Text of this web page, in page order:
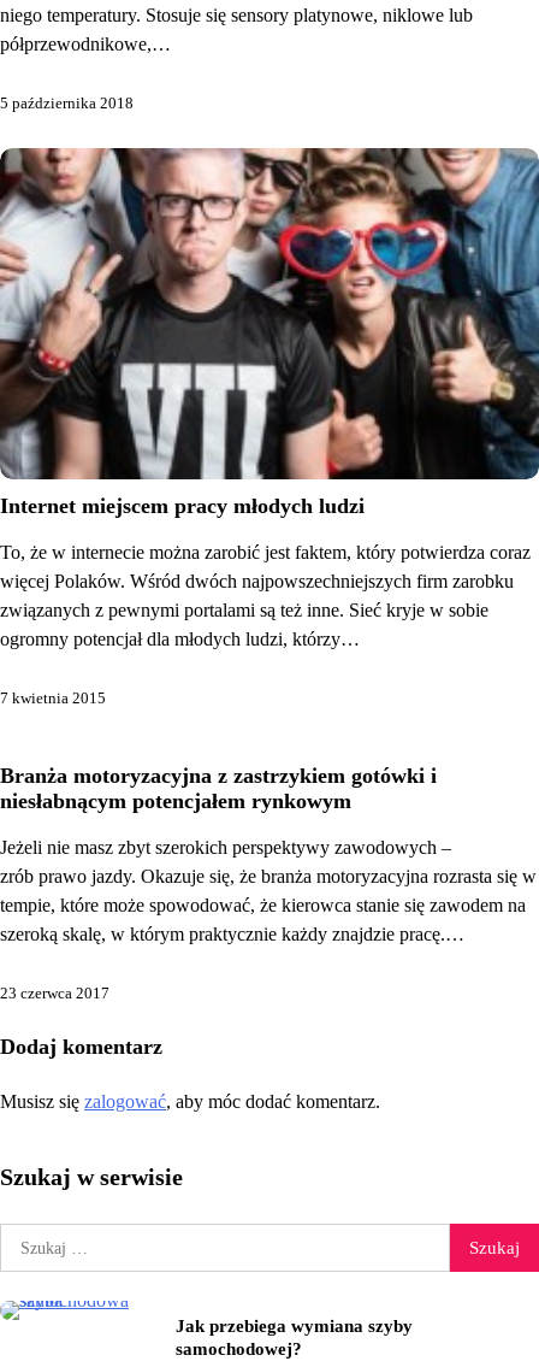
niego temperatury. Stosuje się sensory platynowe, niklowe lub
półprzewodnikowe,…
5 października 2018
Internet miejscem pracy młodych ludzi
To, że w internecie można zarobić jest faktem, który potwierdza coraz
więcej Polaków. Wśród dwóch najpowszechniejszych firm zarobku
związanych z pewnymi portalami są też inne. Sieć kryje w sobie
ogromny potencjał dla młodych ludzi, którzy…
7 kwietnia 2015
Branża motoryzacyjna z zastrzykiem gotówki i
niesłabnącym potencjałem rynkowym
Jeżeli nie masz zbyt szerokich perspektywy zawodowych –
zrób prawo jazdy. Okazuje się, że branża motoryzacyjna rozrasta się w
tempie, które może spowodować, że kierowca stanie się zawodem na
szeroką skalę, w którym praktycznie każdy znajdzie pracę.…
23 czerwca 2017
Dodaj komentarz
Musisz się zalogować, aby móc dodać komentarz.
Szukaj w serwisie
Jak przebiega wymiana szyby
samochodowej?